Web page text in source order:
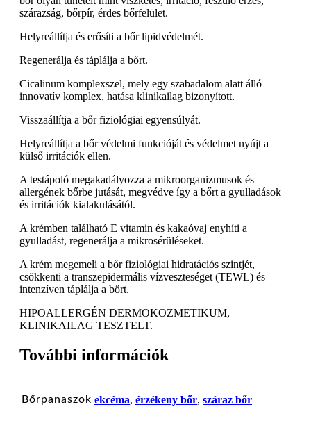
szárazság, bőrpír, érdes bőrfelület.
Helyreállítja és erősíti a bőr lipidvédelmét.
Regenerálja és táplálja a bőrt.
Cicalinum komplexszel, mely egy szabadalom alatt álló
innovatív komplex, hatása klinikailag bizonyított.
Visszaállítja a bőr fiziológiai egyensúlyát.
Helyreállítja a bőr védelmi funkcióját és védelmet nyújt a
külső irritációk ellen.
A testápoló megakadályozza a mikroorganizmusok és
allergének bőrbe jutását, megvédve így a bőrt a gyulladások
és irritációk kialakulásától.
A krémben található E vitamin és kakaóvaj enyhíti a
gyulladást, regenerálja a mikrosérüléseket.
A krém megemeli a bőr fiziológiai hidratációs szintjét,
csökkenti a transzepidermális vízveszteséget (TEWL) és
intenzíven táplálja a bőrt.
HIPOALLERGÉN DERMOKOZMETIKUM,
KLINIKAILAG TESZTELT.
További információk
Bőrpanaszok ekcéma, érzékeny bőr, száraz bőr